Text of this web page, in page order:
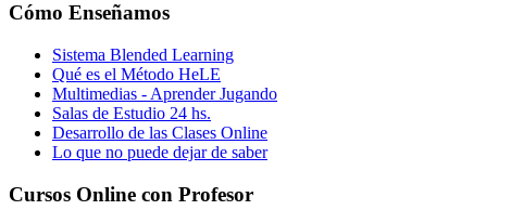
Cómo Enseñamos
Sistema Blended Learning
Qué es el Método HeLE
Multimedias - Aprender Jugando
Salas de Estudio 24 hs.
Desarrollo de las Clases Online
Lo que no puede dejar de saber
Cursos Online con Profesor